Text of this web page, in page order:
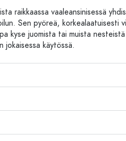
raikkaassa vaaleansinisessä
Sen pyöreä, korkealaatuisesti
kyse juomista tai muista
jokaisessa käytössä.